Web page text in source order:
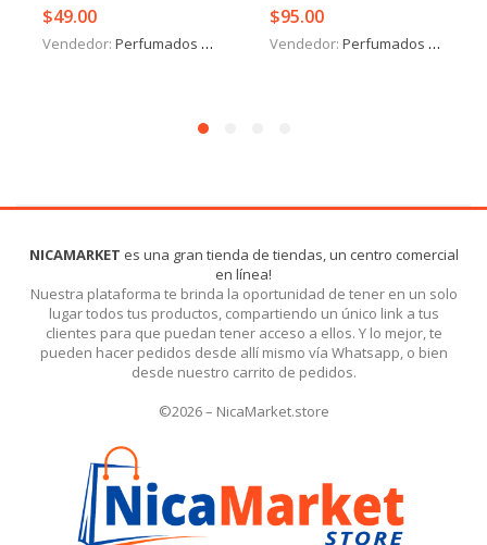
$49.00
Vendedor: Perfumados y más
$95.00
Vendedor: Perfumados y más
NICAMARKET es una gran tienda de tiendas, un centro comercial
en línea!
Nuestra plataforma te brinda la oportunidad de tener en un solo
lugar todos tus productos, compartiendo un único link a tus
clientes para que puedan tener acceso a ellos. Y lo mejor, te
pueden hacer pedidos desde allí mismo vía Whatsapp, o bien
desde nuestro carrito de pedidos.
©2026 – NicaMarket.store